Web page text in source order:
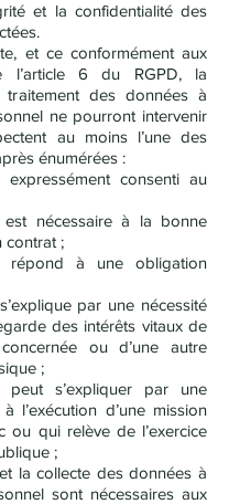
et la confidentialité des
et ce conformément aux
l’article 6 du RGPD, la
des données à
ne pourront intervenir
au moins l’une des
énumérées :
expressément consenti au
est nécessaire à la bonne
contrat ;
répond à une obligation
par une nécessité
des intérêts vitaux de
ou d’une autre
;
peut s’expliquer par une
l’exécution d’une mission
ou qui relève de l’exercice
;
la collecte des données à
sont nécessaires aux